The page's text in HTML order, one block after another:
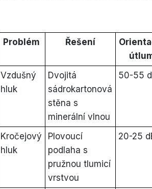
Problém Řešení
Vzdušný
hluk
Dvojitá
sádrokartonová
stěna s
minerální vlnou
50-55
Kročejový
hluk
Plovoucí
podlaha s
pružnou tlumicí
vrstvou
20-25